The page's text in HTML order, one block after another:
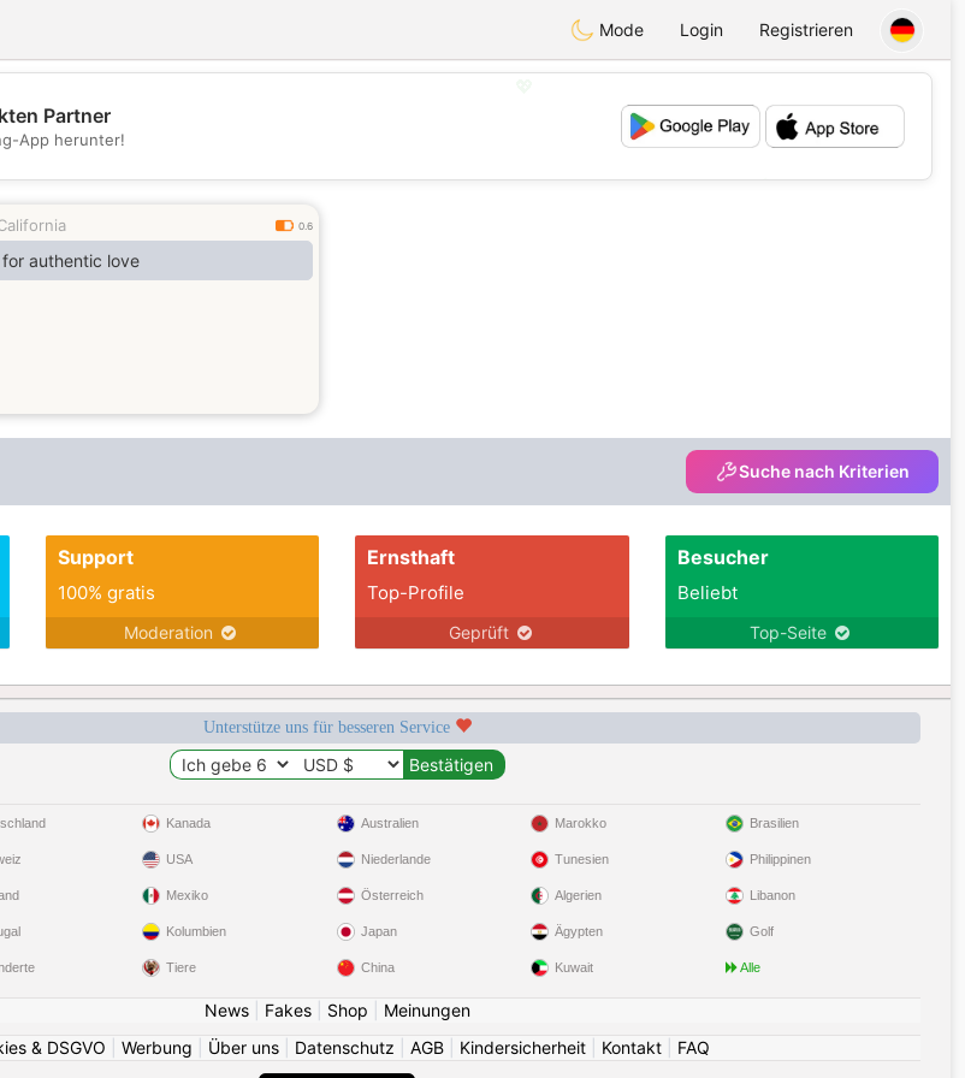
Mode Login Registrieren
💕
Partner
App herunter!
0.6
authentic love
Suche nach Kriterien
Support
100% gratis
Moderation
Ernsthaft
Top-Profile
Geprüft
Besucher
Beliebt
Top-Seite
Unterstütze uns für besseren Service
Kanada
USA
Mexiko
Kolumbien
Tiere
Australien
Niederlande
Österreich
Japan
China
Marokko
Tunesien
Algerien
Ägypten
Kuwait
Brasilien
Philippinen
Libanon
Golf
Alle
News| Fakes| Shop
Meinungen
& DSGVO
Werbung Über uns Datenschutz AGB Kindersicherheit Kontakt FAQ